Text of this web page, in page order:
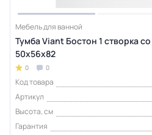
Мебель для ванной
Тумба Viant Бостон 1 створка
50х56х82
0 0
Код товара
Артикул
Высота, см
Гарантия